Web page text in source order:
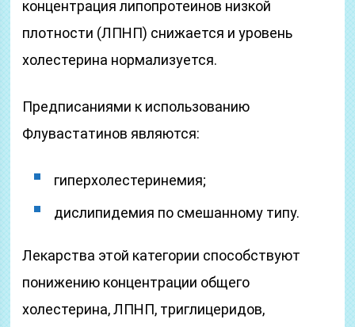
концентрация липопротеинов низкой
плотности (ЛПНП) снижается и уровень
холестерина нормализуется.
Предписаниями к использованию
Флувастатинов являются:
гиперхолестеринемия;
дислипидемия по смешанному типу.
Лекарства этой категории способствуют
понижению концентрации общего
холестерина, ЛПНП, триглицеридов,